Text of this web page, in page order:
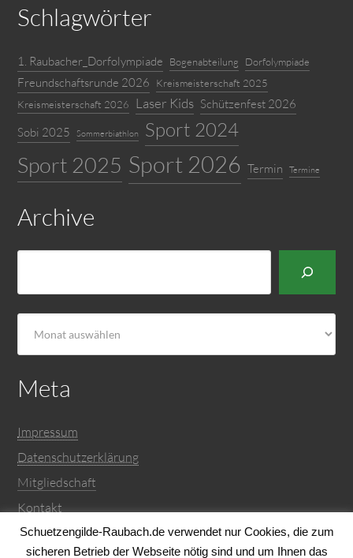
Schlagwörter
1. Raubacher_Dorfolympiade Bogenabteilung Dorfolympiade
Freundschaftsrunde 2026
Kreismeisterschaft 2025
Kreismeisterschaft 2026
Laser Kids Schützenfest 2026
Sobi 2025
Sommerbiathlon Sport 2024
Sport 2025 Sport 2026 Termin Termine
Archive
Meta
Impressum
Datenschutzerklärung
Mitgliedschaft
Kontakt
WordPress.org
Schuetzengilde-Raubach.de verwendet nur Cookies, die zum
sicheren Betrieb der Webseite nötig sind und um Ihnen das